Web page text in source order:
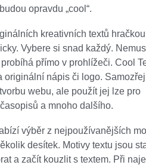
opravdu „cool“.
kreativních textů
Vybere si snad každý.
přímo v prohlížeči. Cool
originální nápis či logo.
webu, ale použít jej lze pro
a mnoho dalšího.
výběr z nejpoužívanějších
desítek. Motivy textu jsou
a začít kouzlit s textem. Při